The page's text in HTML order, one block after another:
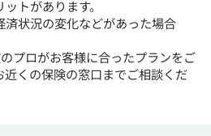
トがあります。
済状況の変化などがあった場合
プロがお客様に合ったプランをご
くの保険の窓口までご相談くだ